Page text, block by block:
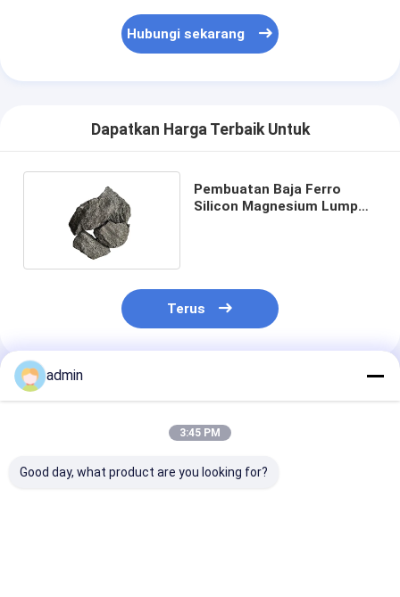
Hubungi sekarang
Dapatkan Harga Terbaik Untuk
Pembuatan Baja Ferro
Silicon Magnesium Lump
Terus
Rekomendasi Produk
admin
3:45 PM
Good day, what product are you looking for?